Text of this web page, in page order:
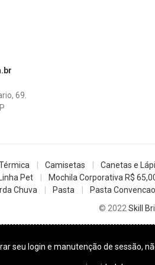
69.
Camisetas Canetas e
Linha Pet Mochila Corporativa R$
Chuva
Pasta Pasta Convencao
© 2022 Skill
seu login e manutenção de sessão,